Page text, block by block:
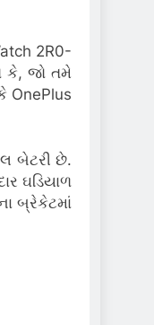
2R0-
કે, જો તમે
OnePlus
બેટરી છે.
ઘડિયાળ
બ્રેકેટમાં